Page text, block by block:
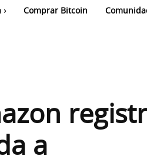
Comprar Bitcoin
a